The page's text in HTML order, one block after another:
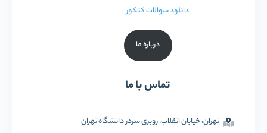
دانلود سوالات کنکور
درباره ما
تماس با ما
تهران، خیابان انقلاب، روبری سردر دانشگاه تهران